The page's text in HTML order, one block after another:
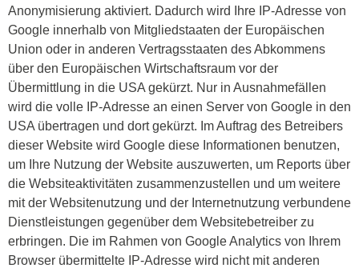
Anonymisierung aktiviert. Dadurch wird Ihre IP-Adresse von
Google innerhalb von Mitgliedstaaten der Europäischen
Union oder in anderen Vertragsstaaten des Abkommens
über den Europäischen Wirtschaftsraum vor der
Übermittlung in die USA gekürzt. Nur in Ausnahmefällen
wird die volle IP-Adresse an einen Server von Google in den
USA übertragen und dort gekürzt. Im Auftrag des Betreibers
dieser Website wird Google diese Informationen benutzen,
um Ihre Nutzung der Website auszuwerten, um Reports über
die Websiteaktivitäten zusammenzustellen und um weitere
mit der Websitenutzung und der Internetnutzung verbundene
Dienstleistungen gegenüber dem Websitebetreiber zu
erbringen. Die im Rahmen von Google Analytics von Ihrem
Browser übermittelte IP-Adresse wird nicht mit anderen